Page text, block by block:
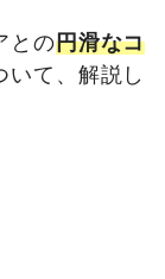
との円滑なコ
いて、解説し